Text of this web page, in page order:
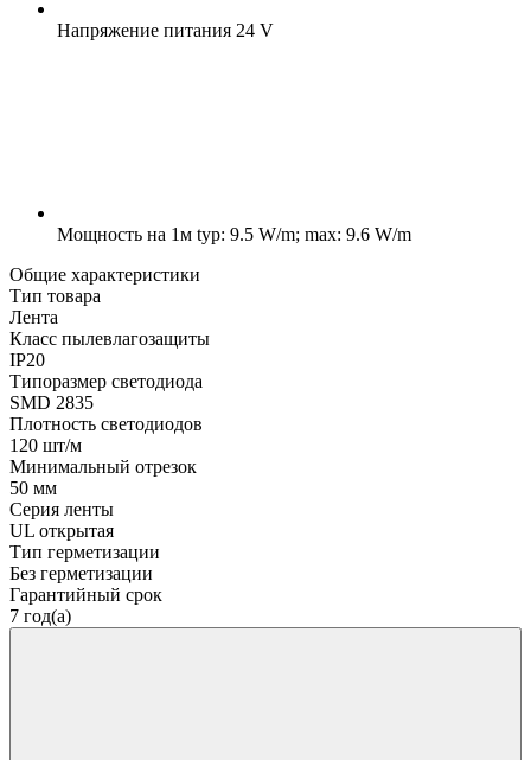
Напряжение питания 24 V
Мощность на 1м typ: 9.5 W/m; max: 9.6 W/m
Общие характеристики
Тип товара
Лента
Класс пылевлагозащиты
IP20
Типоразмер светодиода
SMD 2835
Плотность светодиодов
120 шт/м
Минимальный отрезок
50 мм
Серия ленты
UL открытая
Тип герметизации
Без герметизации
Гарантийный срок
7 год(а)